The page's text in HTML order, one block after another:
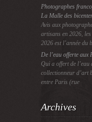
Photographes
La Malle des
Avis aux
artisans en 2026,
2026 est l’année du
De l’eau offerte
Qui a offert de
collectionneur d’art
entre Paris (rue
Archives